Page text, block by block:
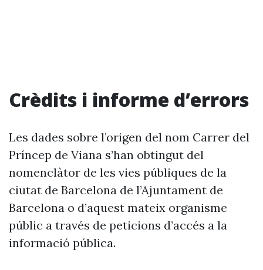
Crèdits i informe d’errors
Les dades sobre l’origen del nom Carrer del
Príncep de Viana s’han obtingut del
nomenclàtor de les vies públiques de la
ciutat de Barcelona de l’Ajuntament de
Barcelona o d’aquest mateix organisme
públic a través de peticions d’accés a la
informació pública.